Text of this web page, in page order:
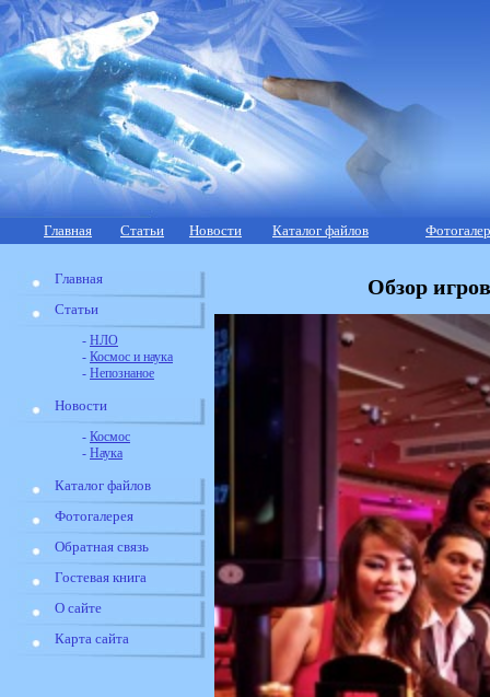
Главная Статьи Новости Каталог файлов
Главная
Статьи
- НЛО
- Космос и наука
- Непознаное
Новости
- Космос
- Наука
Каталог файлов
Фотогалерея
Обратная связь
Гостевая книга
О сайте
Карта сайта
Обзор